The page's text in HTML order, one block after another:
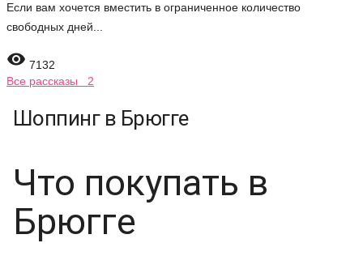
Если вам хочется вместить в ограниченное количество
свободных дней...
 7132
Все рассказы 2
Шоппинг в Брюгге
Что покупать в
Брюгге